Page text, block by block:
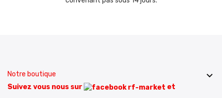
Notre boutique 
Suivez vous nous sur et